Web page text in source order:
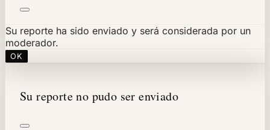
Su reporte ha sido enviado y será considerada por un
moderador.
OK
Su reporte no pudo ser enviado